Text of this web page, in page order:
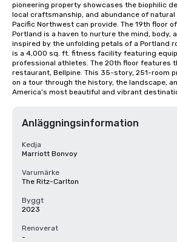
pioneering property showcases the biophilic
local craftsmanship, and abundance of
Pacific Northwest can provide. The 19th floor
Portland is a haven to nurture the mind, body,
inspired by the unfolding petals of a Portland
is a 4,000 sq. ft. fitness facility featuring
professional athletes. The 20th floor features
restaurant, Bellpine. This 35-story, 251-room
on a tour through the history, the landscape,
America's most beautiful and vibrant
Anläggningsinformation
Kedja
Marriott Bonvoy
Varumärke
The Ritz-Carlton
Byggt
2023
Renoverat
-